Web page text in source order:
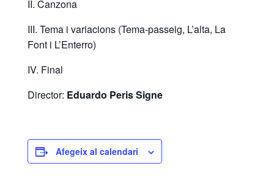
II. Canzona
III. Tema i variacions (Tema-passeig, L’alta, La
Font i L’Enterro)
IV. Final
Director: Eduardo Peris Signe
Afegeix al calendari